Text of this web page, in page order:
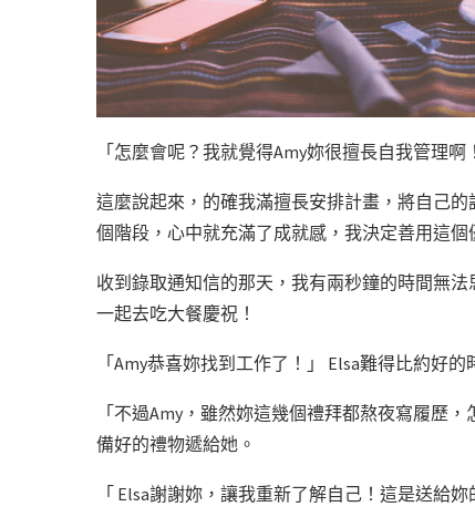
「怎麼會呢？我就覺得Amy妳很擅長自我管理
這麼說起來， 的確我滿擅長安排計畫，將自己
個階段，心中就充滿了成就感，我決定善用這個
收到錄取通知信的那天，我有兩秒鐘的時間無
一起去吃大餐慶祝！
「Amy恭喜妳找到工作了！」 Elsa難得比約好
「不過Amy，雖然妳這幾個禮拜都熬夜寫履歷
備好的禮物遞給她。
「 Elsa謝謝妳，讓我重新了解自己！這是送給